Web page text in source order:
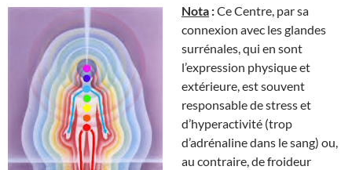
Nota :Ce Centre, par sa
connexion avec les glandes
surrénales, qui en sont
l’expression physique et
extérieure, est souvent
responsable de stress et
d’hyperactivité (trop
d’adrénaline dans le sang) ou,
au contraire, de froideur